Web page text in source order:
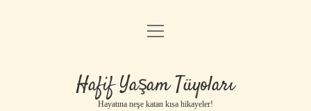
Anasayfa
Yasal Uyarı
menüyü
Hafif Yaşam Tüyoları
Hayatına neşe katan kısa hikayeler!